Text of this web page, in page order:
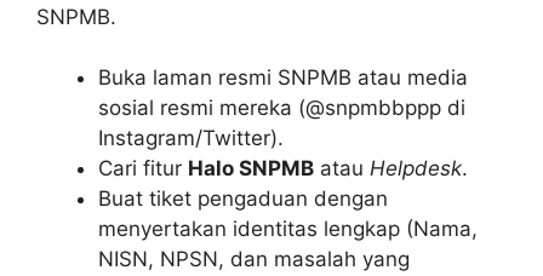
SNPMB.
Buka laman resmi SNPMB atau media
sosial resmi mereka (@snpmbbppp di
Instagram/Twitter).
Cari fitur Halo SNPMB atau Helpdesk.
Buat tiket pengaduan dengan
menyertakan identitas lengkap (Nama,
NISN, NPSN, dan masalah yang